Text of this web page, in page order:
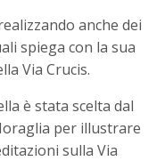
anche dei
spiega con la sua
Via Crucis.
è stata scelta dal
per illustrare
sulla Via